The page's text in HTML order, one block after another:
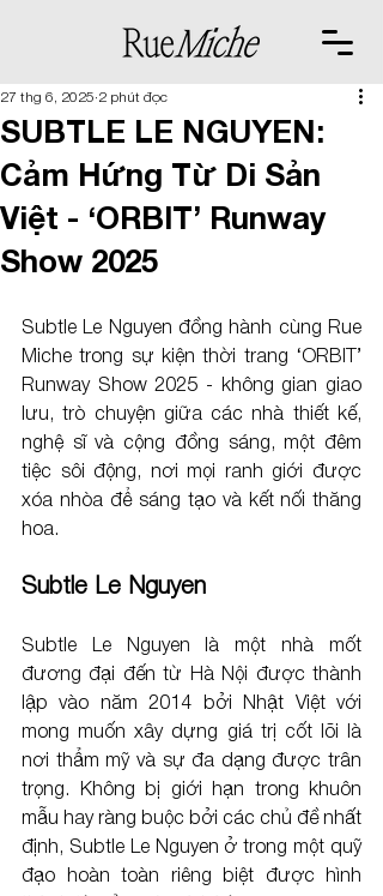
SUBTLE LE NGUYEN:
Cảm Hứng Từ Di Sản
Việt - ‘ORBIT’ Runway
Show 2025
27 thg 6, 2025 2 phút đọc
Subtle Le Nguyen đồng hành cùng Rue
Miche trong sự kiện thời trang ‘ORBIT’
Runway Show 2025 - không gian giao
lưu, trò chuyện giữa các nhà thiết kế,
nghệ sĩ và cộng đồng sáng, một đêm
tiệc sôi động, nơi mọi ranh giới được
xóa nhòa để sáng tạo và kết nối thăng
hoa.
Subtle Le Nguyen
Subtle Le Nguyen là một nhà mốt
đương đại đến từ Hà Nội được thành
lập vào năm 2014 bởi Nhật Việt với
mong muốn xây dựng giá trị cốt lõi là
nơi thẩm mỹ và sự đa dạng được trân
trọng. Không bị giới hạn trong khuôn
mẫu hay ràng buộc bởi các chủ đề nhất
định, Subtle Le Nguyen ở trong một quỹ
đạo hoàn toàn riêng biệt được hình